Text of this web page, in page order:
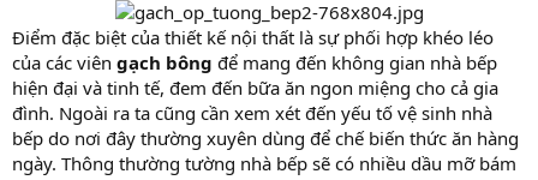
Điểm đặc biệt của thiết kế nội thất là sự phối hợp khéo léo
của các viên gạch bông để mang đến không gian nhà bếp
hiện đại và tinh tế, đem đến bữa ăn ngon miệng cho cả gia
đình. Ngoài ra ta cũng cần xem xét đến yếu tố vệ sinh nhà
bếp do nơi đây thường xuyên dùng để chế biến thức ăn hàng
ngày. Thông thường tường nhà bếp sẽ có nhiều dầu mỡ bám